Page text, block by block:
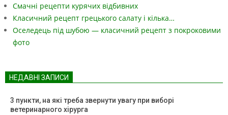
Смачні рецепти курячих відбивних
Класичний рецепт грецького салату і кілька…
Оселедець під шубою — класичний рецепт з покроковими
фото
НЕДАВНІ ЗАПИСИ
3 пункти, на які треба звернути увагу при виборі
ветеринарного хірурга